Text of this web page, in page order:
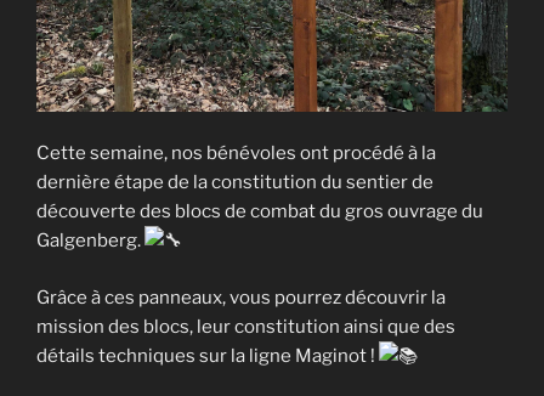
Cette semaine, nos bénévoles ont procédé à la
dernière étape de la constitution du sentier de
découverte des blocs de combat du gros ouvrage du
Galgenberg.
Grâce à ces panneaux, vous pourrez découvrir la
mission des blocs, leur constitution ainsi que des
détails techniques sur la ligne Maginot !